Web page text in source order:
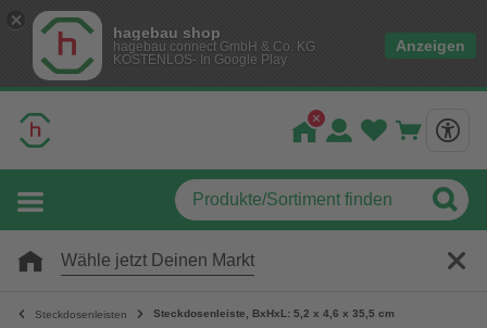
hagebau shop
hagebau connect GmbH & Co. KG
KOSTENLOS- In Google Play
Anzeigen
Wähle jetzt Deinen Markt
Steckdosenleisten Steckdosenleiste, BxHxL: 5,2 x 4,6 x 35,5 cm